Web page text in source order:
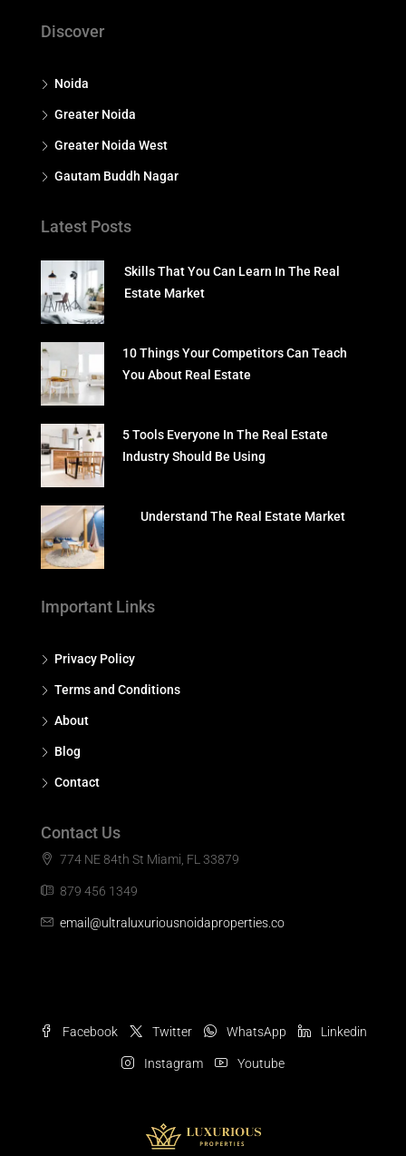
Discover
Noida
Greater Noida
Greater Noida West
Gautam Buddh Nagar
Latest Posts
Skills That You Can Learn In The Real
Estate Market
10 Things Your Competitors Can Teach
You About Real Estate
5 Tools Everyone In The Real Estate
Industry Should Be Using
Understand The Real Estate Market
Important Links
Privacy Policy
Terms and Conditions
About
Blog
Contact
Contact Us
774 NE 84th St Miami, FL 33879
879 456 1349
email@ultraluxuriousnoidaproperties.co
Facebook Twitter WhatsApp Linkedin
Instagram Youtube